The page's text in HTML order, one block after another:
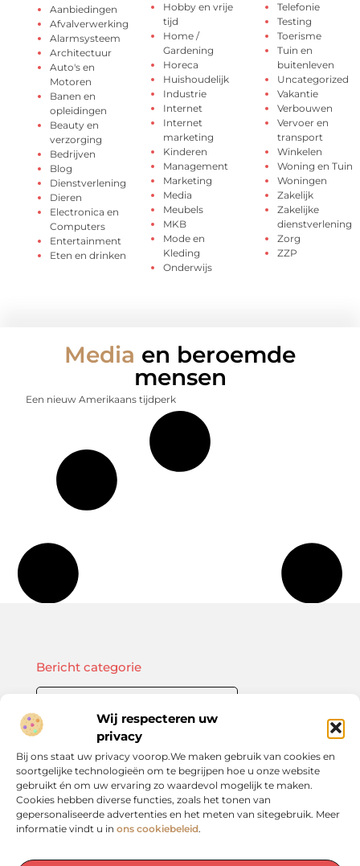
Wij respecteren uw
privacy
Bij ons staat uw privacy voorop.We maken gebruik van cookies en
soortgelijke technologieën om te begrijpen hoe u onze website
gebruikt én om uw ervaring zo waardevol mogelijk te maken.
Cookies hebben diverse functies, zoals het tonen van
gepersonaliseerde advertenties en het meten van sitegebruik. Meer
informatie vindt u in ons cookiebeleid.
Aanbiedingen
Afvalverwerking
Alarmsysteem
Architectuur
Auto's en
Motoren
Banen en
opleidingen
Beauty en
verzorging
Bedrijven
Blog
Dienstverlening
Dieren
Electronica en
Computers
Entertainment
Eten en drinken
Hobby en vrije
tijd
Home /
Gardening
Horeca
Huishoudelijk
Industrie
Internet
Internet
marketing
Kinderen
Management
Marketing
Media
Meubels
MKB
Mode en
Kleding
Onderwijs
Telefonie
Testing
Toerisme
Tuin en
buitenleven
Uncategorized
Vakantie
Verbouwen
Vervoer en
transport
Winkelen
Woning en Tuin
Woningen
Zakelijk
Zakelijke
dienstverlening
Zorg
ZZP
Media en beroemde
mensen
Een nieuw Amerikaans tijdperk
De plek voor inspiratie en verdieping in het Groene Hart
Onze informatie
Bericht categorie